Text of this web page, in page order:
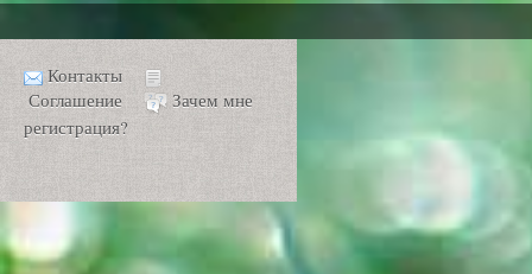
Контакты
Соглашение
Зачем мне
регистрация?